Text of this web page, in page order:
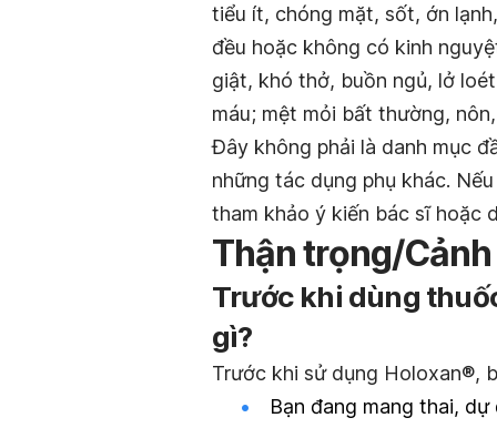
tiểu ít, chóng mặt, sốt, ớn lạnh,
đều hoặc không có kinh
giật, khó thở, buồn ngủ, lở
máu; mệt mỏi bất thường,
Đây không phải là danh mục
những tác dụng phụ khác.
tham khảo ý kiến bác sĩ hoặc
Thận trọng/
Trước khi dùng
gì?
Trước khi sử dụng Holoxan®,
Bạn đang mang thai,